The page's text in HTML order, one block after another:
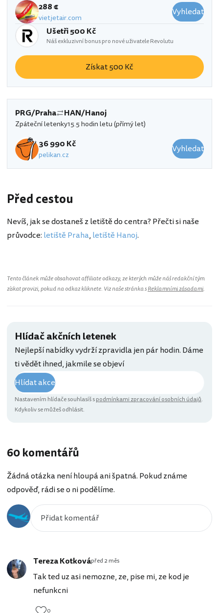
288 €
vietjetair.com
Vyhledat
Ušetři 500 Kč
Náš exkluzivní bonus pro nové uživatele Revolutu
Získat 500 Kč
PRG/Praha HAN/Hanoj
Zpáteční letenky15.5 hodin letu (přímý let)
36 990 Kč
pelikan.cz Vyhledat
Před cestou
Nevíš, jak se dostaneš z letiště do centra? Přečti si naše
průvodce: letiště Praha, letiště Hanoj.
Tento článek může obsahovat affiliate odkazy, ze kterých může náš redakční tým
získat provizi, pokud na odkaz kliknete. Viz naše stránka sReklamními zásadami.
Hlídač akčních letenek
Nejlepší nabídky vydrží zpravidla jen pár hodin. Dáme
ti vědět ihned, jakmile se objeví
Hlídat akce
Nastavením hlídače souhlasíš spodmínkami zpracování osobních údajů.
Kdykoliv se můžeš odhlásit.
60 komentářů
Žádná otázka není hloupá ani špatná. Pokud známe
odpověď, rádi se o ni podělíme.
Tereza Kotkovápřed 2 měs
Tak ted uz asi nemozne, ze, pise mi, ze kod je
nefunkcni
0